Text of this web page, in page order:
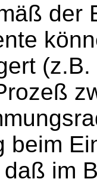
der
beim
im